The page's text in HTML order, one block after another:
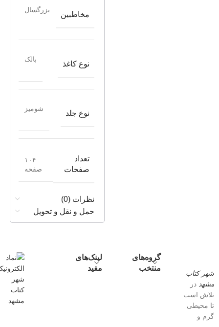
مخاطبین
بزرگسال
نوع کاغذ
بالک
نوع جلد
شومیز
تعداد
صفحات
۱۰۴
صفحه
نظرات (0)
حمل و نقل و تحویل
شهر کتاب
مشهد در
تلاش است
تا محیطی
گرم و
گروه‌های
منتخب
لینک‌های
مفید